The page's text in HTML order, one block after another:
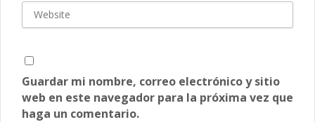
Guardar mi nombre, correo electrónico y sitio
web en este navegador para la próxima vez que
haga un comentario.